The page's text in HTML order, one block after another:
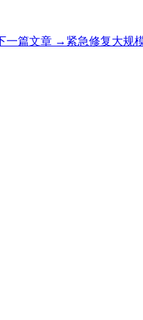
下一篇文章 → 紧急修复大规